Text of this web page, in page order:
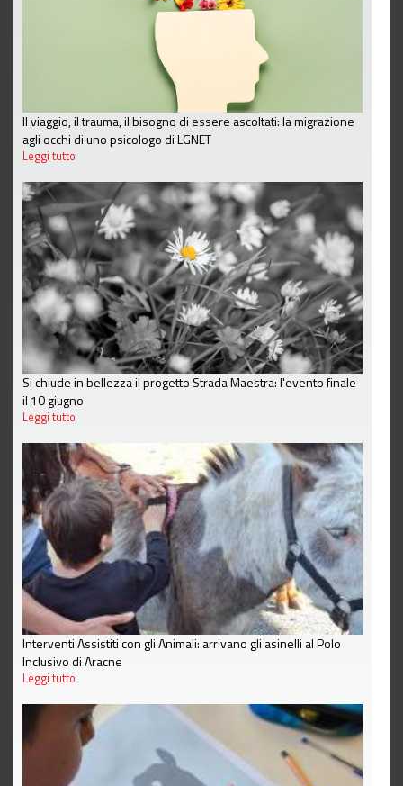
Il viaggio, il trauma, il bisogno di essere ascoltati: la migrazione
agli occhi di uno psicologo di LGNET
Leggi tutto
Si chiude in bellezza il progetto Strada Maestra: l'evento finale
il 10 giugno
Leggi tutto
Interventi Assistiti con gli Animali: arrivano gli asinelli al Polo
Inclusivo di Aracne
Leggi tutto